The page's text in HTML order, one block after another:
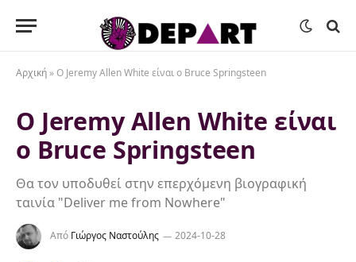
Αρχική »O Jeremy Allen White είναι ο Bruce Springsteen
O Jeremy Allen White είναι
ο Bruce Springsteen
Θα τον υποδυθεί στην επερχόμενη βιογραφική
ταινία "Deliver me from Nowhere"
Από Γιώργος Ναστούλης 2024-10-28